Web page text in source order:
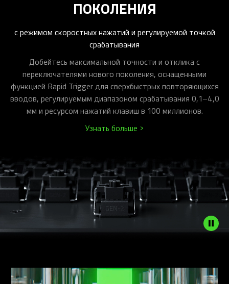
ПОКОЛЕНИЯ
с режимом скоростных нажатий и регулируемой точкой
срабатывания
Добейтесь максимальной точности и отклика с
переключателями нового поколения, оснащенными
функцией Rapid Trigger для сверхбыстрых повторяющихся
вводов, регулируемым диапазоном срабатывания 0,1–4,0
мм и ресурсом нажатий клавиш в 100 миллионов.
Узнать больше >